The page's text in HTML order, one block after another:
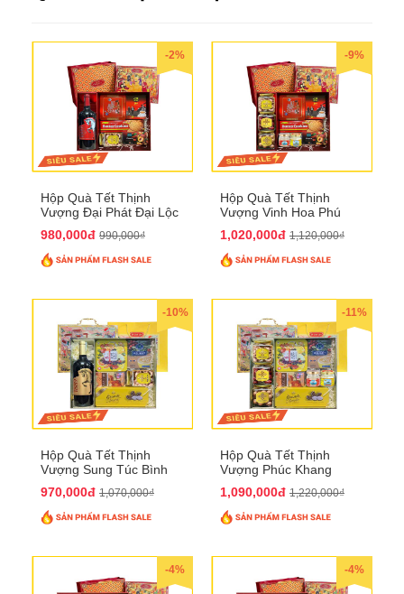
-2%
Hộp Quà Tết Thịnh
Vượng Đại Phát Đại Lộc
980,000đ 990,000₫
-9%
Hộp Quà Tết Thịnh
Vượng Vinh Hoa Phú
1,020,000đ 1,120,000₫
-10%
Hộp Quà Tết Thịnh
Vượng Sung Túc Bình
970,000đ 1,070,000₫
-11%
Hộp Quà Tết Thịnh
Vượng Phúc Khang
1,090,000đ 1,220,000₫
-4% -4%